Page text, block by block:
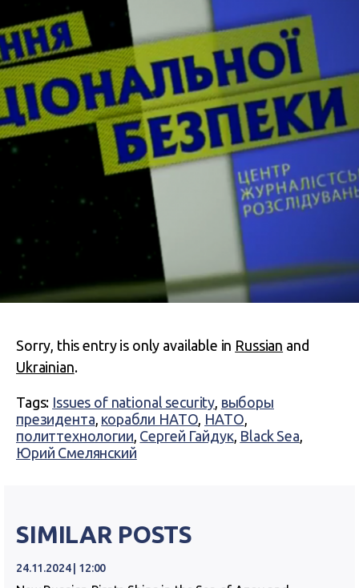
Sorry, this entry is only available in Russian and
Ukrainian.
Tags: Issues of national security, выборы
президента, корабли НАТО, НАТО,
политтехнологии, Сергей Гайдук, Black Sea,
Юрий Смелянский
SIMILAR POSTS
24.11.2024 | 12:00